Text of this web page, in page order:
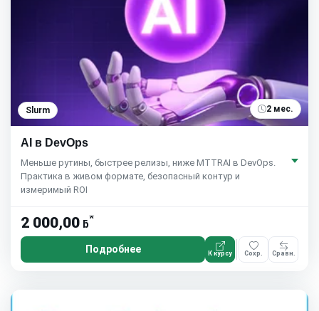
Slurm 2 мес.
AI в DevOps
Меньше рутины, быстрее релизы, ниже MTTRAI в DevOps.
Практика в живом формате, безопасный контур и
измеримый ROI
2 000,00 ƃ*
Подробнее К курсу Сохр. Сравн.